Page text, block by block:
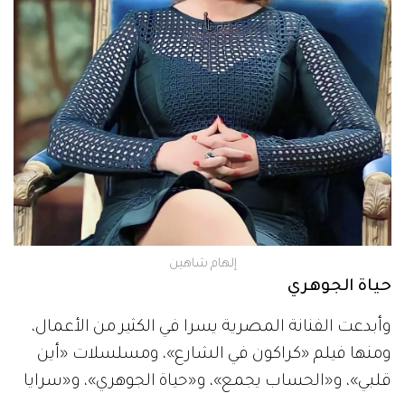
إلهام شاهين
حياة الجوهري
وأبدعت الفنانة المصرية يسرا في الكثير من الأعمال،
ومنها فيلم «كراكون في الشارع»، ومسلسلات «أين
قلبي»، و«الحساب يجمع»، و«حياة الجوهري»، و«سرايا